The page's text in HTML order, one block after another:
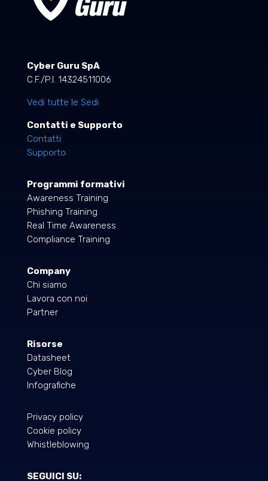
Cyber Guru SpA
C.F./P.I. 14324511006
Vedi tutte le Sedi
Contatti e Supporto
Contatti
Supporto
Programmi formativi
Awareness Training
Phishing Training
Real Time Awareness
Compliance Training
Company
Chi siamo
Lavora con noi
Partner
Risorse
Datasheet
Cyber Blog
Infografiche
Privacy policy
Cookie policy
Whistleblowing
SEGUICI SU: